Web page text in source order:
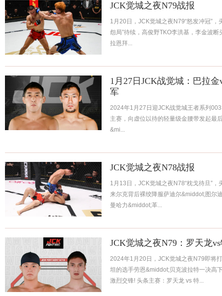
JCK觉城之夜N79战报
1月20日，JCK觉城之夜N79“怒发冲冠”
怨局”待续，高俊野TKO李洪基，李金波
拉恩拜...
1月27日JCK战觉城：巴拉
军
2024年1月27日迎JCK战觉城王者系列003
主赛，向虚位以待的轻量级金腰带发起最
&mi...
JCK觉城之夜N78战报
1月13日，JCK觉城之夜N78“枕戈待旦”
来尔克背后裸绞降服萨迪尔&middot;图尔
曼哈力&middot;革...
JCK觉城之夜N79：罗天龙
2024年1月20日，JCK觉城之夜N79即将
坦的选手劳恩&middot;贝克波拉特一决高
激烈交锋! 头条主赛：罗天龙 vs 特...